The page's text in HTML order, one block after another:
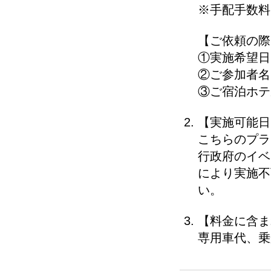
※手配手数
【ご依頼の
①実施希望日
②ご参加者
③ご宿泊ホテ
【実施可能
こちらのプ
行政府のイ
により実施
い。
【料金に含
専用車代、